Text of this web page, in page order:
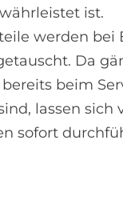
ist.
werden bei
Da
beim
lassen sich
sofort